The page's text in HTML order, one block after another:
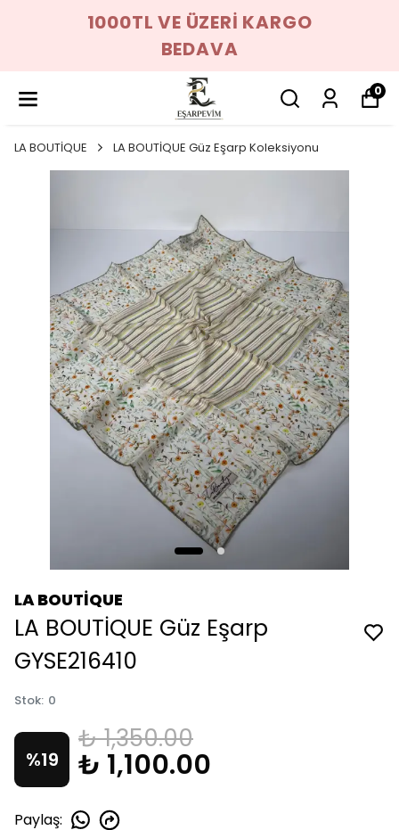
1000TL VE ÜZERİ KARGO
BEDAVA
0
LA BOUTİQUE LA BOUTİQUE Güz Eşarp Koleksiyonu
LA BOUTİQUE
LA BOUTİQUE Güz Eşarp
GYSE216410
Stok: 0
%19
₺ 1,350.00
₺ 1,100.00
Paylaş: